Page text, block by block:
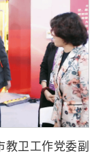
教卫工作党委副